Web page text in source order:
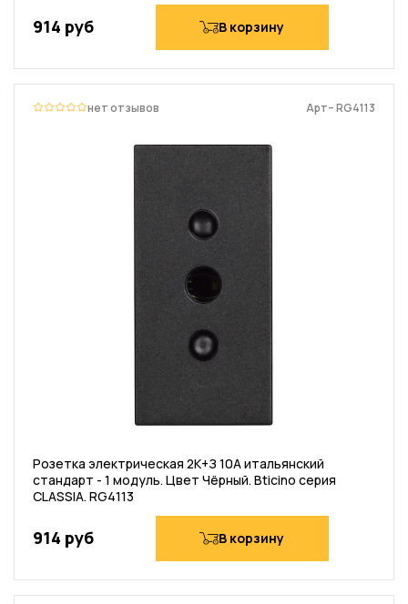
914 руб В корзину
нет отзывов Арт– RG4113
Розетка электрическая 2К+З 10А итальянский
стандарт - 1 модуль. Цвет Чёрный. Bticino серия
CLASSIA. RG4113
914 руб В корзину